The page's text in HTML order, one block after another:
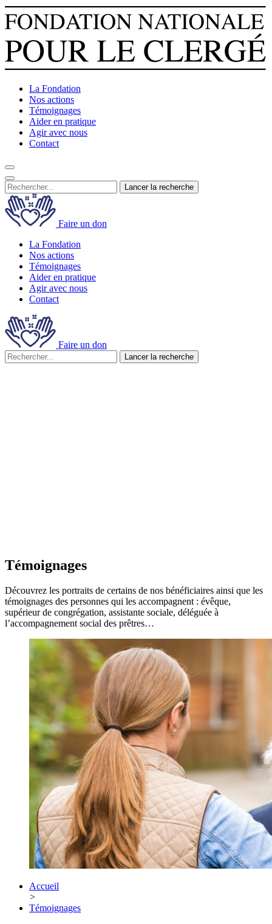
La Fondation
Nos actions
Témoignages
Aider en pratique
Agir avec nous
Contact
Lancer la recherche
Faire un don
La Fondation
Nos actions
Témoignages
Aider en pratique
Agir avec nous
Contact
Faire un don
Lancer la recherche
Témoignages
Découvrez les portraits de certains de nos bénéficiaires ainsi que les
témoignages des personnes qui les accompagnent : évêque,
supérieur de congrégation, assistante sociale, déléguée à
l’accompagnement social des prêtres…
Accueil
>
Témoignages